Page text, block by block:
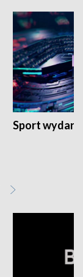
Sport